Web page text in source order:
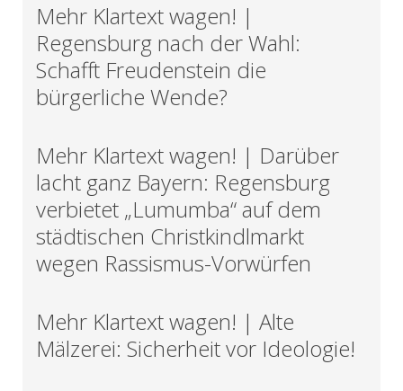
Mehr Klartext wagen! |
Regensburg nach der Wahl:
Schafft Freudenstein die
bürgerliche Wende?
Mehr Klartext wagen! | Darüber
lacht ganz Bayern: Regensburg
verbietet „Lumumba“ auf dem
städtischen Christkindlmarkt
wegen Rassismus-Vorwürfen
Mehr Klartext wagen! | Alte
Mälzerei: Sicherheit vor Ideologie!